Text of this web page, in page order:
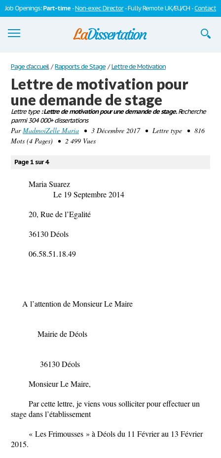
Job Openings:Part-time -Non-exec Director- Fully Remote UK/EU/CH -Contact
Dissertations
S'inscrire
Se connecter
Contactez-nous
Page d'accueil / Rapports de Stage / Lettre de Motivation
Lettre de motivation pour
une demande de stage
Lettre type: Lettre de motivation pour une demande de stage.Recherche
parmi 304 000+ dissertations
ParMadmoiZelle Maria • 3 Décembre 2017 • Lettre type • 816
Mots (4 Pages) • 2 499 Vues
Page 1 sur 4
Maria Suarez
Le 19 Septembre 2014
20, Rue de l’Egalité
36130 Déols
06.58.51.18.49
A l’attention de Monsieur Le Maire
Mairie de Déols
36130 Déols
Monsieur Le Maire,
Par cette lettre, je viens vous solliciter pour effectuer un
stage dans l’établissement
« Les Frimousses » à Déols du 11 Février au 13 Février
2015.